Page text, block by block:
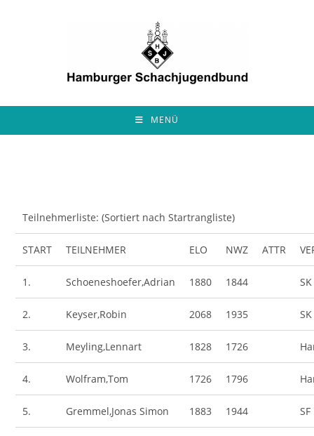
MENÜ
Teilnehmerliste: (Sortiert nach Startrangliste)
START TEILNEHMER ELO NWZ ATTR
1. Schoeneshoefer,Adrian 1880 1844
2. Keyser,Robin 2068 1935
3. Meyling,Lennart 1828 1726
4. Wolfram,Tom 1726 1796
5. Gremmel,Jonas Simon 1883 1944